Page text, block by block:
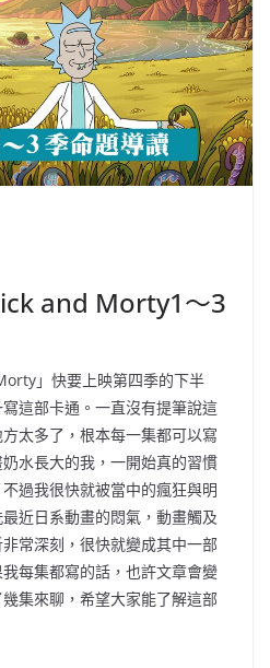
and Morty1～3
」快要上映第四季的下半
這部卡通。一直沒有提筆說這
太多了，根本每一集都可以寫
水長大的我，一開始真的習慣
過我很快就被當中的瘋狂與明
近日系動畫的悶氣，動畫觸及
常深刻，很快就變成其中一部
每集都寫的話，也許文章會變
集來聊，希望大家能了解這部